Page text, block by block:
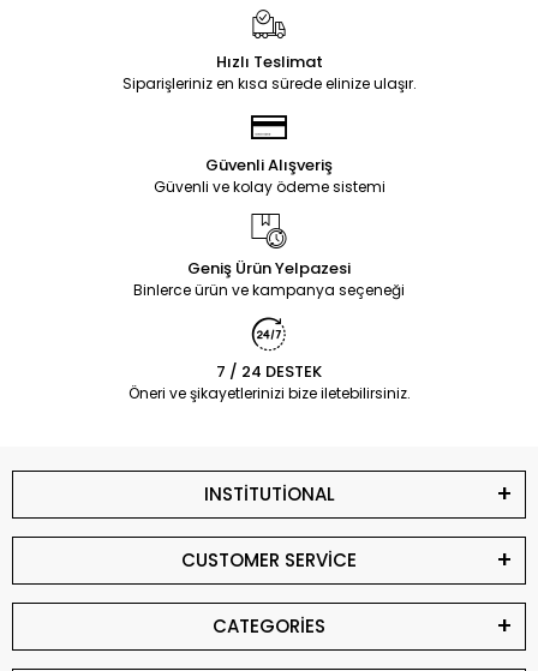
Hızlı Teslimat
Siparişleriniz en kısa sürede elinize ulaşır.
Güvenli Alışveriş
Güvenli ve kolay ödeme sistemi
Geniş Ürün Yelpazesi
Binlerce ürün ve kampanya seçeneği
7 / 24 DESTEK
Öneri ve şikayetlerinizi bize iletebilirsiniz.
INSTİTUTİONAL
CUSTOMER SERVİCE
CATEGORİES